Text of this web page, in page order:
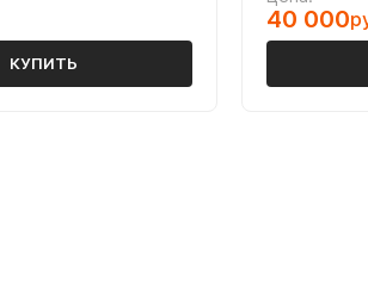
КУПИТЬ
40 000